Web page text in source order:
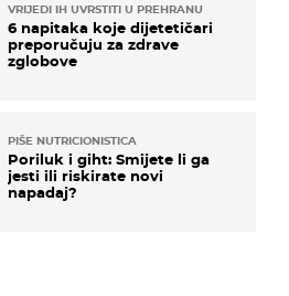
VRIJEDI IH UVRSTITI U PREHRANU
6 napitaka koje dijetetičari
preporučuju za zdrave
zglobove
PIŠE NUTRICIONISTICA
Poriluk i giht: Smijete li ga
jesti ili riskirate novi
napadaj?